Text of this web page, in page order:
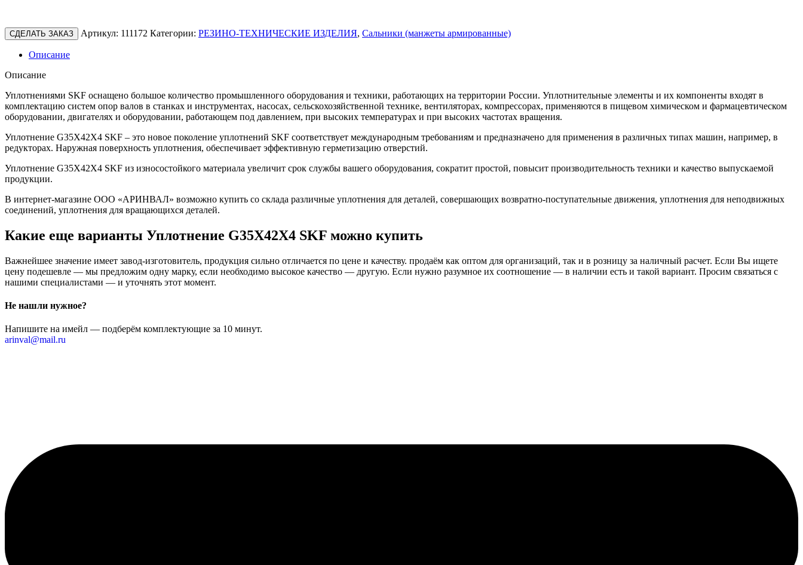
СДЕЛАТЬ ЗАКАЗ Артикул: 111172 Категории: РЕЗИНО-ТЕХНИЧЕСКИЕ ИЗДЕЛИЯ, Сальники (манжеты армированные)
Описание
Описание
Уплотнениями SKF оснащено большое количество промышленного оборудования и техники, работающих на территории России. Уплотнительные элементы и их компоненты входят в
комплектацию систем опор валов в станках и инструментах, насосах, сельскохозяйственной технике, вентиляторах, компрессорах, применяются в пищевом химическом и фармацевтическом
оборудовании, двигателях и оборудовании, работающем под давлением, при высоких температурах и при высоких частотах вращения.
Уплотнение G35X42X4 SKF – это новое поколение уплотнений SKF соответствует международным требованиям и предназначено для применения в различных типах машин, например, в
редукторах. Наружная поверхность уплотнения, обеспечивает эффективную герметизацию отверстий.
Уплотнение G35X42X4 SKF из износостойкого материала увеличит срок службы вашего оборудования, сократит простой, повысит производительность техники и качество выпускаемой
продукции.
В интернет-магазине ООО «АРИНВАЛ» возможно купить со склада различные уплотнения для деталей, совершающих возвратно-поступательные движения, уплотнения для неподвижных
соединений, уплотнения для вращающихся деталей.
Какие еще варианты Уплотнение G35X42X4 SKF можно купить
Важнейшее значение имеет завод-изготовитель, продукция сильно отличается по цене и качеству. продаём как оптом для организаций, так и в розницу за наличный расчет. Если Вы ищете
цену подешевле — мы предложим одну марку, если необходимо высокое качество — другую. Если нужно разумное их соотношение — в наличии есть и такой вариант. Просим связаться с
нашими специалистами — и уточнять этот момент.
Не нашли нужное?
Напишите на имейл — подберём комплектующие за 10 минут.
arinval@mail.ru